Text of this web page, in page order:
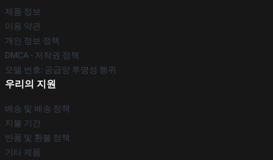
제품 정보
이용 약관
개인 정보 정책
DMCA - 저작권 정책
모델 번호: 공급망 투명성 행위
우리의 지원
배송 및 배송 정책
지불 기간
반품 및 환불 정책
기타 제품